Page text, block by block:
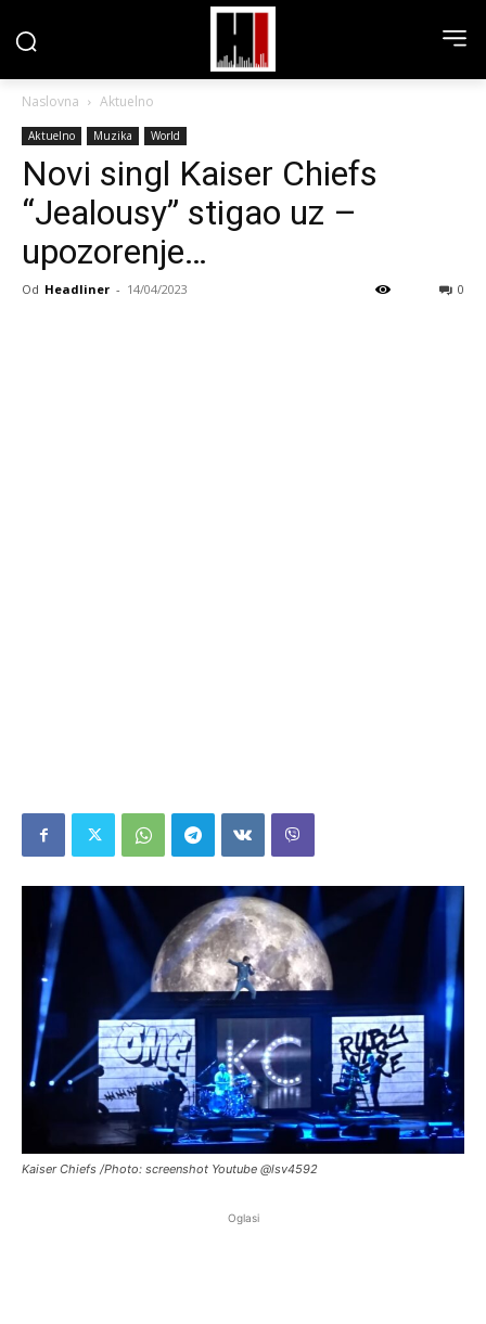
Naslovna Aktuelno
Aktuelno Muzika World
Novi singl Kaiser Chiefs
“Jealousy” stigao uz –
upozorenje…
Od Headliner - 14/04/2023 0
Kaiser Chiefs /Photo: screenshot Youtube @lsv4592
Oglasi